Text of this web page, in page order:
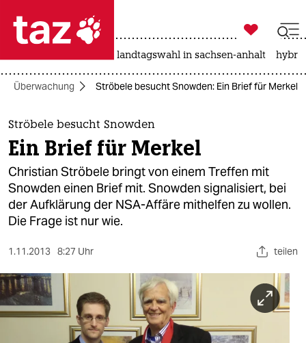
 taz zahl ich
taz zahl ich
themen
politik
öko
gesellschaft
kultur
sport
berlin

taz zahl ich
landtagswahl in sachsen-anhalt
Überwachung Ströbele besucht Snowden: Ein Brief für Merkel
Ströbele besucht Snowden
Ein Brief für Merkel
Christian Ströbele bringt von einem Treffen mit
Snowden einen Brief mit. Snowden signalisiert, bei
der Aufklärung der NSA-Affäre mithelfen zu wollen.
Die Frage ist nur wie.
1.11.2013 8:27 Uhr teilen